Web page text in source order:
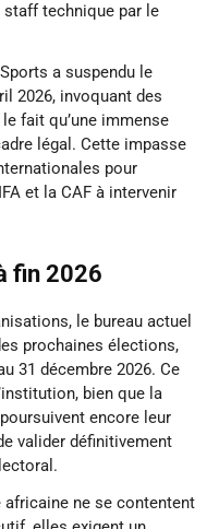
technique par le
a suspendu le
2026, invoquant des
fait qu’une immense
légal. Cette impasse
pour
et la CAF à intervenir
fin 2026
le bureau actuel
prochaines élections,
31 décembre 2026. Ce
bien que la
encore leur
valider définitivement
africaine ne se contentent